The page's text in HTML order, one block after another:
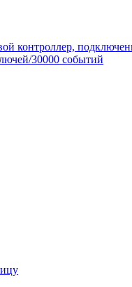
контроллер,
30000 событий